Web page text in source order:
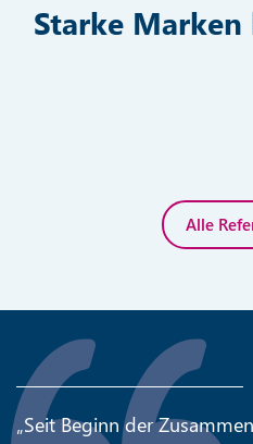
Starke
Alle
„Seit Beginn der